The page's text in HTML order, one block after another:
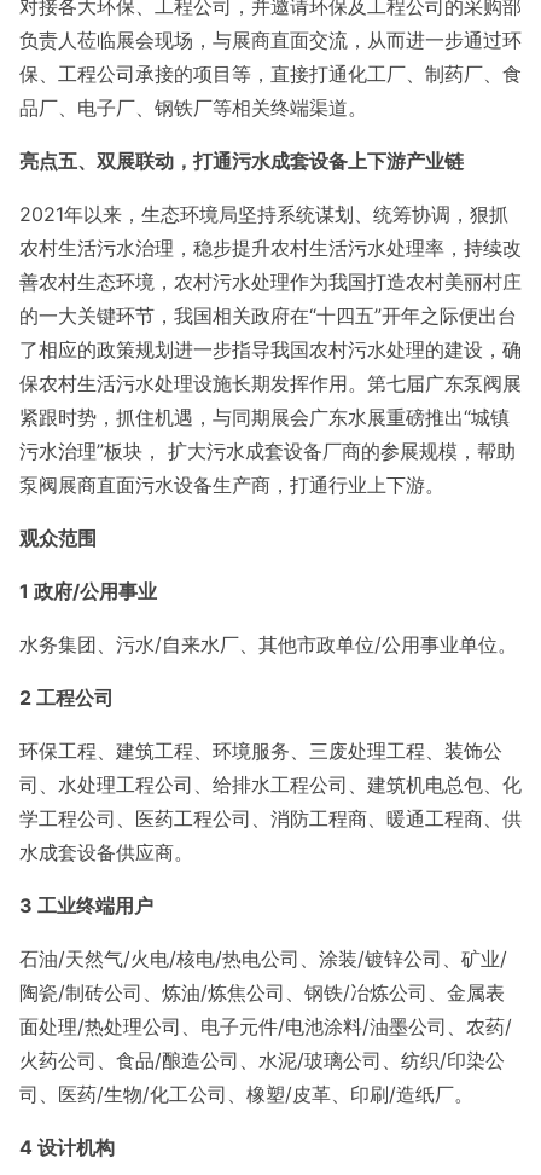
对接各大环保、工程公司，并邀请环保及工程公司的采购部
负责人莅临展会现场，与展商直面交流，从而进一步通过环
保、工程公司承接的项目等，直接打通化工厂、制药厂、食
品厂、电子厂、钢铁厂等相关终端渠道。
亮点五、双展联动，打通污水成套设备上下游产业链
2021年以来，生态环境局坚持系统谋划、统筹协调，狠抓
农村生活污水治理，稳步提升农村生活污水处理率，持续改
善农村生态环境，农村污水处理作为我国打造农村美丽村庄
的一大关键环节，我国相关政府在“十四五”开年之际便出台
了相应的政策规划进一步指导我国农村污水处理的建设，确
保农村生活污水处理设施长期发挥作用。第七届广东泵阀展
紧跟时势，抓住机遇，与同期展会广东水展重磅推出“城镇
污水治理”板块， 扩大污水成套设备厂商的参展规模，帮助
泵阀展商直面污水设备生产商，打通行业上下游。
观众范围
1 政府/公用事业
水务集团、污水/自来水厂、其他市政单位/公用事业单位。
2 工程公司
环保工程、建筑工程、环境服务、三废处理工程、装饰公
司、水处理工程公司、给排水工程公司、建筑机电总包、化
学工程公司、医药工程公司、消防工程商、暖通工程商、供
水成套设备供应商。
3 工业终端用户
石油/天然气/火电/核电/热电公司、涂装/镀锌公司、矿业/
陶瓷/制砖公司、炼油/炼焦公司、钢铁/冶炼公司、金属表
面处理/热处理公司、电子元件/电池涂料/油墨公司、农药/
火药公司、食品/酿造公司、水泥/玻璃公司、纺织/印染公
司、医药/生物/化工公司、橡塑/皮革、印刷/造纸厂。
4 设计机构